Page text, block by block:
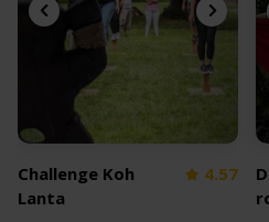
Challenge Koh
Lanta
4.57